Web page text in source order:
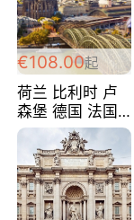
€108.00起
荷兰 比利时 卢
森堡 德国 法国
超爽玩遍西欧 循
环线 全程四星宾
馆 108欧/人/天